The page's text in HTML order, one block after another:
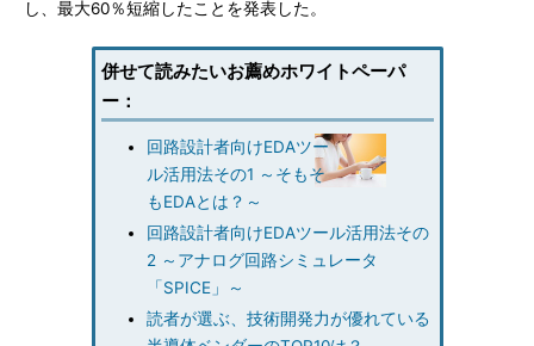
し、最大60％短縮したことを発表した。
併せて読みたいお薦めホワイトペーパ
ー：
回路設計者向けEDAツー
ル活用法その1 ～そもそ
もEDAとは？～
回路設計者向けEDAツール活用法その
2 ～アナログ回路シミュレータ
「SPICE」～
読者が選ぶ、技術開発力が優れている